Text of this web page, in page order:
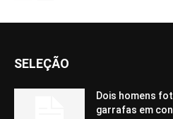
SELEÇÃO
Dois homens
garrafas em